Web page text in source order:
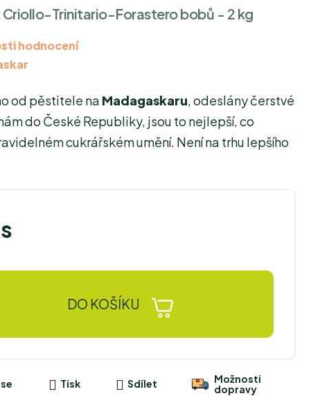
Criollo-Trinitario-Forastero bobů - 2 kg
hodnocení
od pěstitele na Madagaskaru, odeslány čerstvé
do České Republiky, jsou to nejlepší, co
cukrářském umění. Není na trhu lepšího
DO KOŠÍKU
Tisk Sdílet
Možnosti
dopravy